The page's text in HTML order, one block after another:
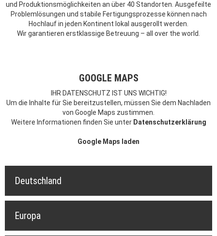
und Produktionsmöglichkeiten an über 40 Standorten. Ausgefeilte
Problemlösungen und stabile Fertigungsprozesse können nach
Hochlauf in jeden Kontinent lokal ausgerollt werden.
Wir garantieren erstklassige Betreuung – all over the world.
GOOGLE MAPS
IHR DATENSCHUTZ IST UNS WICHTIG!
Um die Inhalte für Sie bereitzustellen, müssen Sie dem Nachladen
von Google Maps zustimmen.
Weitere Informationen finden Sie unter Datenschutzerklärung
Google Maps laden
Deutschland
Europa